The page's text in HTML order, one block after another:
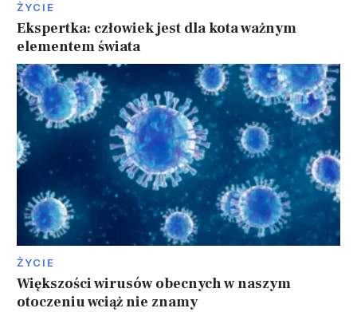
ŻYCIE
Ekspertka: człowiek jest dla kota ważnym
elementem świata
ŻYCIE
Większości wirusów obecnych w naszym
otoczeniu wciąż nie znamy